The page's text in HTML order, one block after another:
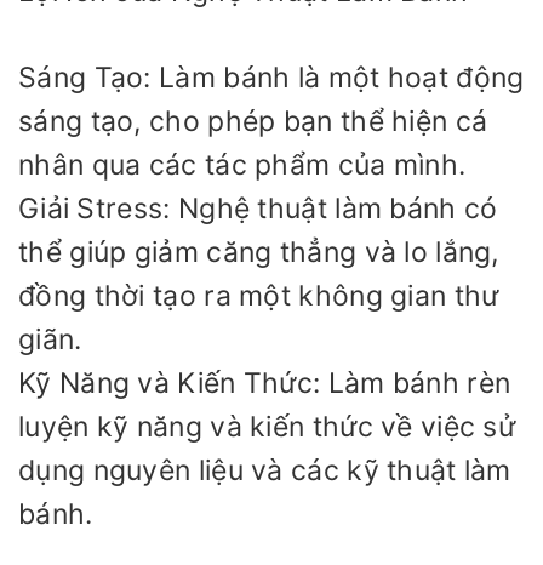
Sáng Tạo: Làm bánh là một hoạt động
sáng tạo, cho phép bạn thể hiện cá
nhân qua các tác phẩm của mình.
Giải Stress: Nghệ thuật làm bánh có
thể giúp giảm căng thẳng và lo lắng,
đồng thời tạo ra một không gian thư
giãn.
Kỹ Năng và Kiến Thức: Làm bánh rèn
luyện kỹ năng và kiến thức về việc sử
dụng nguyên liệu và các kỹ thuật làm
bánh.